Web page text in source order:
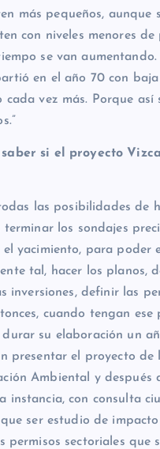
más pequeños, aunque
con niveles menores de
se van aumentando.
en el año 70 con
cada vez más. Porque así
saber si el proyecto
las posibilidades de
los sondajes
yacimiento, para poder
tal, hacer los planos,
inversiones, definir las
cuando tengan ese
durar su elaboración un
presentar el proyecto de
Ambiental y después
instancia, con consulta
ser estudio de
permisos sectoriales que